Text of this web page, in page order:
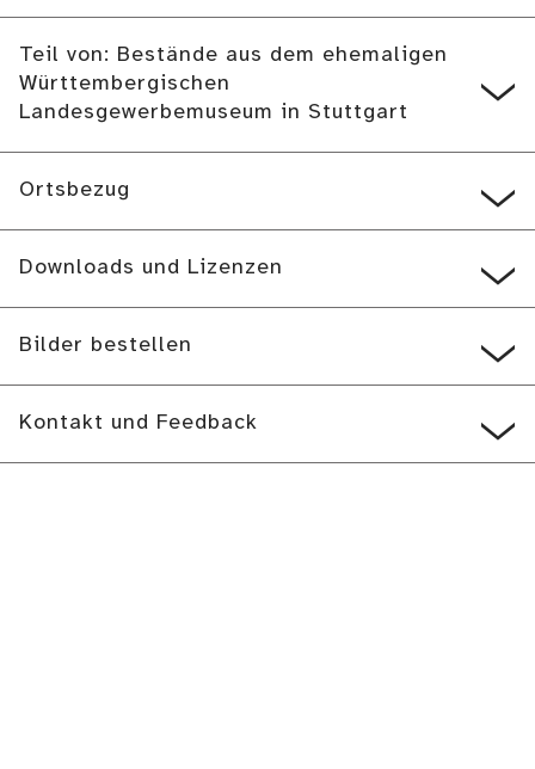
Teil von: Bestände aus dem ehemaligen
Württembergischen
Landesgewerbemuseum in Stuttgart
Ortsbezug
Downloads und Lizenzen
Bilder bestellen
Kontakt und Feedback